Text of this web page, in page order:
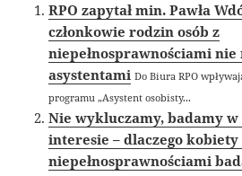
RPO zapytał min. Pawła
członkowie rodzin osób z
niepełnosprawnościami nie
asystentami Do Biura RPO
programu „Asystent osobisty...
Nie wykluczamy, badamy
interesie – dlaczego kobiety
niepełnosprawnościami